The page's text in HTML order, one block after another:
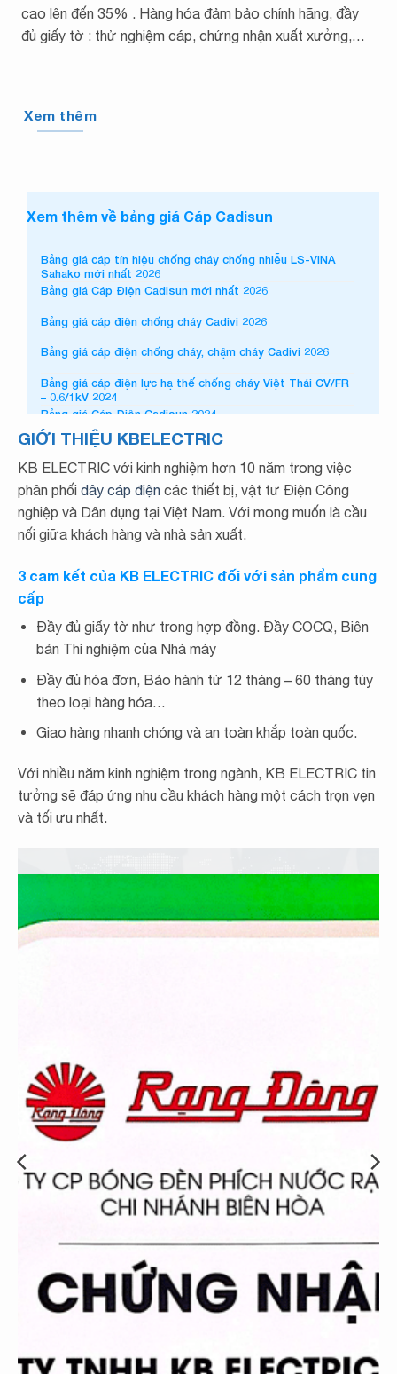
cao lên đến 35% . Hàng hóa đảm bảo chính hãng, đầy
đủ giấy tờ : thử nghiệm cáp, chứng nhận xuất xưởng,…
Xem thêm
Xem thêm về bảng giá Cáp Cadisun
Bảng giá cáp tín hiệu chống cháy chống nhiễu LS-VINA
Sahako mới nhất 2026
Bảng giá Cáp Điện Cadisun mới nhất 2026
Bảng giá cáp điện chống cháy Cadivi 2026
Bảng giá cáp điện chống cháy, chậm cháy Cadivi 2026
Bảng giá cáp điện lực hạ thế chống cháy Việt Thái CV/FR
– 0.6/1kV 2024
Bảng giá Cáp Điện Cadisun 2024
Bảng giá cáp điện chống cháy Cadivi 2024
Bảng giá cáp điện chống cháy, chậm cháy Cadivi 2024
Bảng giá cáp trung thế Cadisun – 7.2.SWA-CTS-W 3x
2023 Excel
Bảng giá cáp trung thế Cadisun – 7.2.DSTA-CTS-W 3x
Bảng giá cáp trung thế Cadisun – 7.2.DATA-CWS-W 1x
2023 Excel
Bảng giá cáp trung thế Cadisun – 7.2.DATA-CTS-W 1x
2023 Excel
Bảng giá cáp trung thế Cadisun – 7.2.CXV-CWS-W 1x
Bảng giá cáp trung thế Cadisun – 7.2.CXV-CTS-W 3x 2023
Excel
Bảng giá cáp trung thế Cadisun – 7.2.CXV-CTS-W 1x 2023
Excel
Bảng giá cáp trung thế Cadisun – 40.5.SWA-CTS-W 3x
Bảng giá cáp trung thế Cadisun – 40.5.DSTA-CTS-W 3x
2023 Excel
Bảng giá cáp trung thế Cadisun – 40.5.DATA-CWS-W 1x
2023 Excel
GIỚI THIỆU KBELECTRIC
KB ELECTRIC với kinh nghiệm hơn 10 năm trong việc
phân phối dây cáp điện các thiết bị, vật tư Điện Công
nghiệp và Dân dụng tại Việt Nam. Với mong muốn là cầu
nối giữa khách hàng và nhà sản xuất.
3 cam kết của KB ELECTRIC đối với sản phẩm cung
cấp
Đầy đủ giấy tờ như trong hợp đồng. Đầy COCQ, Biên
bản Thí nghiệm của Nhà máy
Đầy đủ hóa đơn, Bảo hành từ 12 tháng – 60 tháng tùy
theo loại hàng hóa…
Giao hàng nhanh chóng và an toàn khắp toàn quốc.
Với nhiều năm kinh nghiệm trong ngành, KB ELECTRIC tin
tưởng sẽ đáp ứng nhu cầu khách hàng một cách trọn vẹn
và tối ưu nhất.